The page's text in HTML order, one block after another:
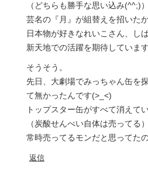
（どちらも勝手な思い込み(^^;)）
芸名の『月』が組替えを招いた
日本物が好きなれいこさん、し
新天地での活躍を期待していま
そうそう。
先日、大劇場でみっちゃん缶を
て無かったんです(>_<)
トップスター缶がすべて消えて
（炭酸せんべい自体は売ってる）
常時売ってるモンだと思ってた
返信